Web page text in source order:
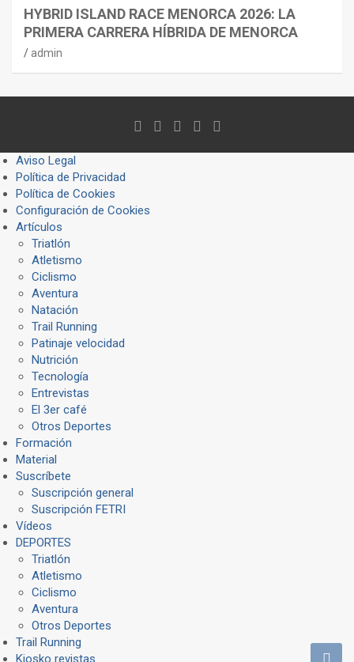
HYBRID ISLAND RACE MENORCA 2026: LA
PRIMERA CARRERA HÍBRIDA DE MENORCA
admin
Aviso Legal
Política de Privacidad
Política de Cookies
Configuración de Cookies
Artículos
Triatlón
Atletismo
Ciclismo
Aventura
Natación
Trail Running
Patinaje velocidad
Nutrición
Tecnología
Entrevistas
El 3er café
Otros Deportes
Formación
Material
Suscríbete
Suscripción general
Suscripción FETRI
Vídeos
DEPORTES
Triatlón
Atletismo
Ciclismo
Aventura
Otros Deportes
Trail Running
Kiosko revistas